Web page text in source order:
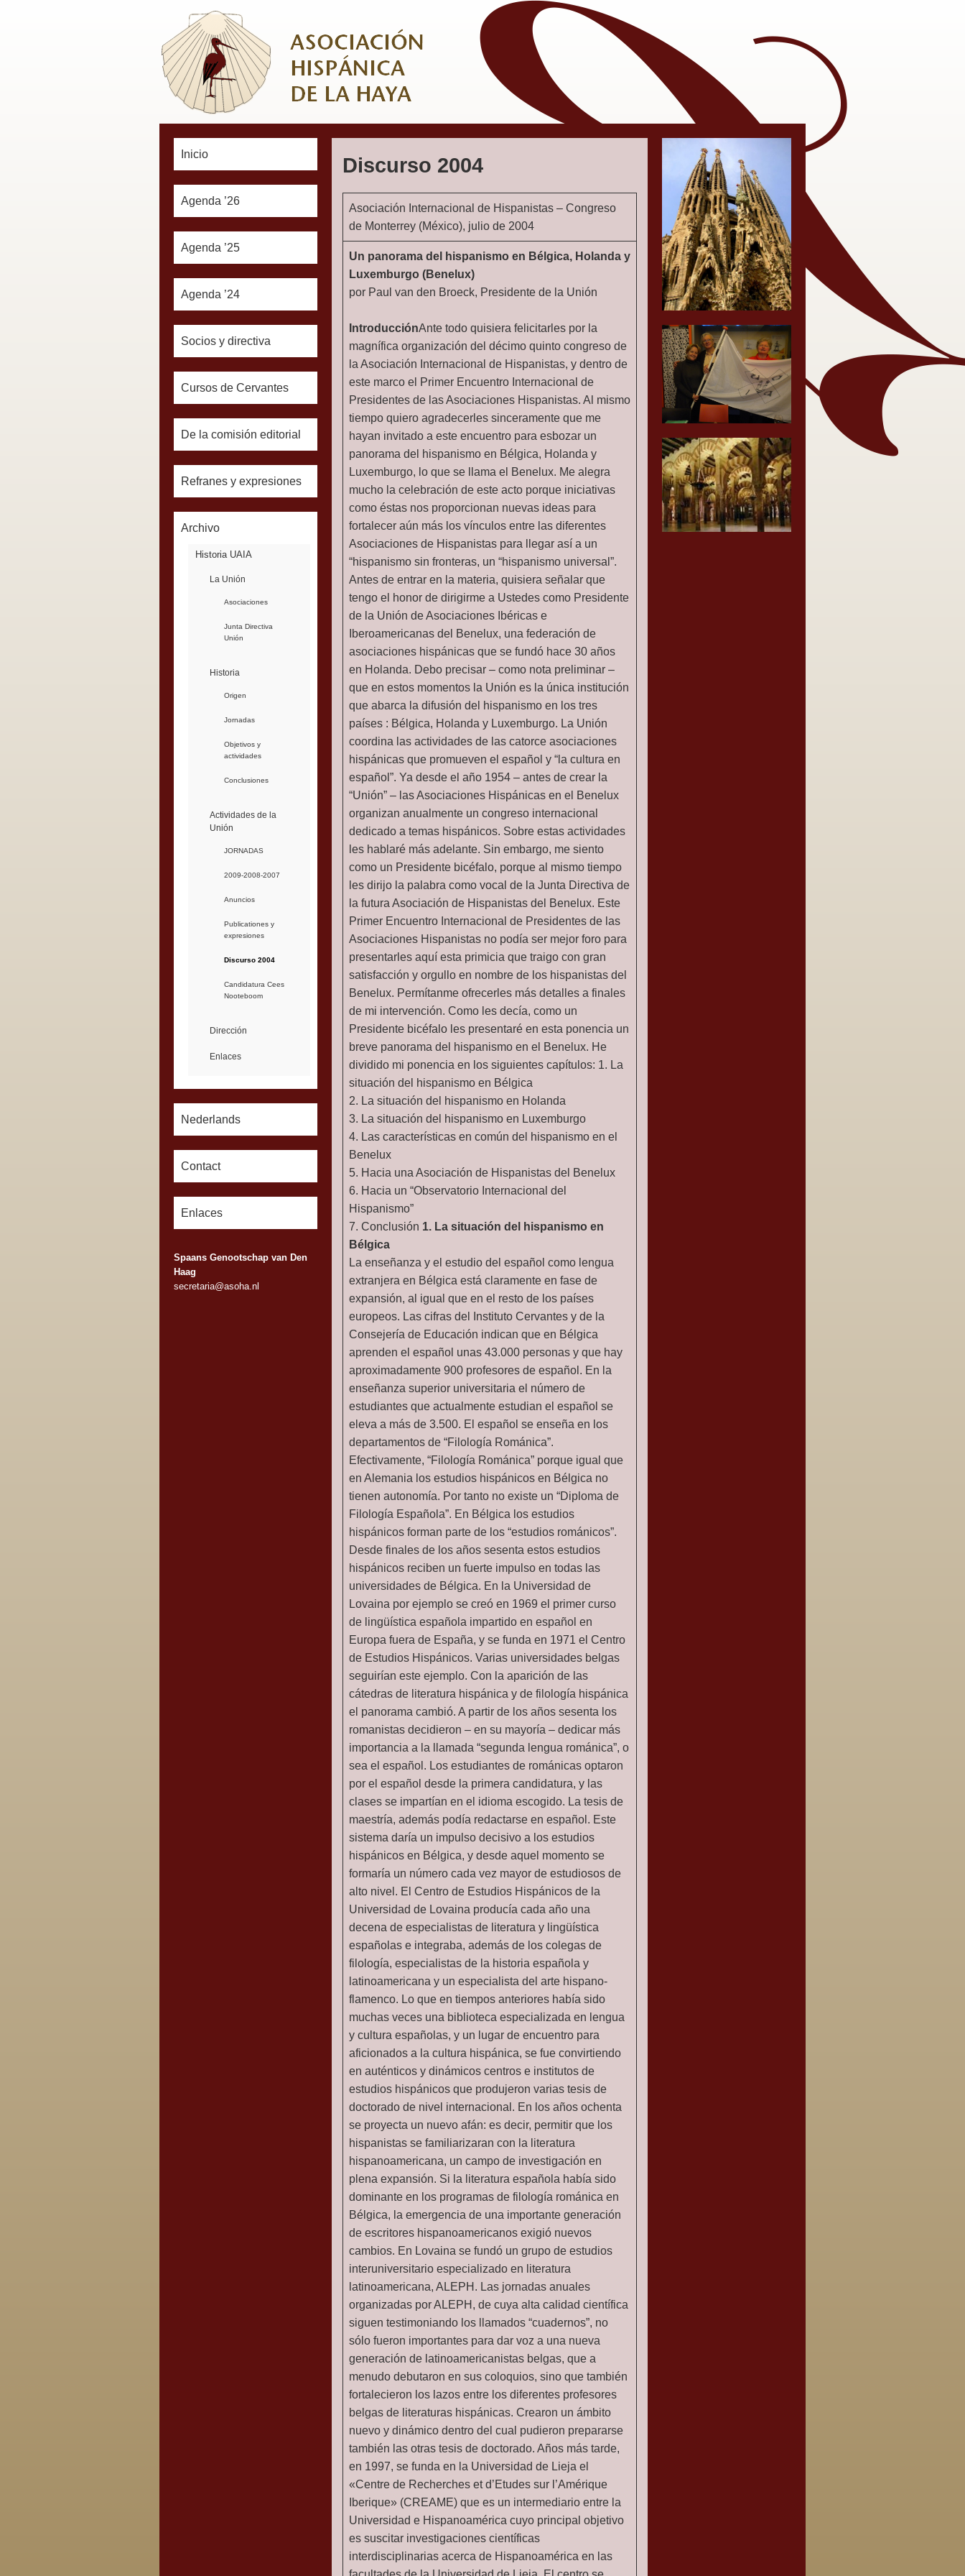
Inicio
Agenda ’26
Agenda ’25
Agenda ’24
Socios y directiva
Cursos de Cervantes
De la comisión editorial
Refranes y expresiones
Archivo
Historia UAIA
La Unión
Asociaciones
Junta Directiva
Unión
Historia
Origen
Jornadas
Objetivos y
actividades
Conclusiones
Actividades de la
Unión
JORNADAS
2009-2008-2007
Anuncios
Publicationes y
expresiones
Discurso 2004
Candidatura Cees
Nooteboom
Dirección
Enlaces
Nederlands
Contact
Enlaces
Spaans Genootschap van Den
Haag
secretaria@asoha.nl
Discurso 2004
Asociación Internacional de Hispanistas – Congreso
de Monterrey (México), julio de 2004
Un panorama del hispanismo en Bélgica, Holanda y
Luxemburgo (Benelux)
por Paul van den Broeck, Presidente de la Unión
IntroducciónAnte todo quisiera felicitarles por la
magnífica organización del décimo quinto congreso de
la Asociación Internacional de Hispanistas, y dentro de
este marco el Primer Encuentro Internacional de
Presidentes de las Asociaciones Hispanistas. Al mismo
tiempo quiero agradecerles sinceramente que me
hayan invitado a este encuentro para esbozar un
panorama del hispanismo en Bélgica, Holanda y
Luxemburgo, lo que se llama el Benelux. Me alegra
mucho la celebración de este acto porque iniciativas
como éstas nos proporcionan nuevas ideas para
fortalecer aún más los vínculos entre las diferentes
Asociaciones de Hispanistas para llegar así a un
“hispanismo sin fronteras, un “hispanismo universal”.
Antes de entrar en la materia, quisiera señalar que
tengo el honor de dirigirme a Ustedes como Presidente
de la Unión de Asociaciones Ibéricas e
Iberoamericanas del Benelux, una federación de
asociaciones hispánicas que se fundó hace 30 años
en Holanda. Debo precisar – como nota preliminar –
que en estos momentos la Unión es la única institución
que abarca la difusión del hispanismo en los tres
países : Bélgica, Holanda y Luxemburgo. La Unión
coordina las actividades de las catorce asociaciones
hispánicas que promueven el español y “la cultura en
español”. Ya desde el año 1954 – antes de crear la
“Unión” – las Asociaciones Hispánicas en el Benelux
organizan anualmente un congreso internacional
dedicado a temas hispánicos. Sobre estas actividades
les hablaré más adelante. Sin embargo, me siento
como un Presidente bicéfalo, porque al mismo tiempo
les dirijo la palabra como vocal de la Junta Directiva de
la futura Asociación de Hispanistas del Benelux. Este
Primer Encuentro Internacional de Presidentes de las
Asociaciones Hispanistas no podía ser mejor foro para
presentarles aquí esta primicia que traigo con gran
satisfacción y orgullo en nombre de los hispanistas del
Benelux. Permítanme ofrecerles más detalles a finales
de mi intervención. Como les decía, como un
Presidente bicéfalo les presentaré en esta ponencia un
breve panorama del hispanismo en el Benelux. He
dividido mi ponencia en los siguientes capítulos: 1. La
situación del hispanismo en Bélgica
2. La situación del hispanismo en Holanda
3. La situación del hispanismo en Luxemburgo
4. Las características en común del hispanismo en el
Benelux
5. Hacia una Asociación de Hispanistas del Benelux
6. Hacia un “Observatorio Internacional del
Hispanismo”
7. Conclusión 1. La situación del hispanismo en
Bélgica
La enseñanza y el estudio del español como lengua
extranjera en Bélgica está claramente en fase de
expansión, al igual que en el resto de los países
europeos. Las cifras del Instituto Cervantes y de la
Consejería de Educación indican que en Bélgica
aprenden el español unas 43.000 personas y que hay
aproximadamente 900 profesores de español. En la
enseñanza superior universitaria el número de
estudiantes que actualmente estudian el español se
eleva a más de 3.500. El español se enseña en los
departamentos de “Filología Románica”.
Efectivamente, “Filología Románica” porque igual que
en Alemania los estudios hispánicos en Bélgica no
tienen autonomía. Por tanto no existe un “Diploma de
Filología Española”. En Bélgica los estudios
hispánicos forman parte de los “estudios románicos”.
Desde finales de los años sesenta estos estudios
hispánicos reciben un fuerte impulso en todas las
universidades de Bélgica. En la Universidad de
Lovaina por ejemplo se creó en 1969 el primer curso
de lingüística española impartido en español en
Europa fuera de España, y se funda en 1971 el Centro
de Estudios Hispánicos. Varias universidades belgas
seguirían este ejemplo. Con la aparición de las
cátedras de literatura hispánica y de filología hispánica
el panorama cambió. A partir de los años sesenta los
romanistas decidieron – en su mayoría – dedicar más
importancia a la llamada “segunda lengua románica”, o
sea el español. Los estudiantes de románicas optaron
por el español desde la primera candidatura, y las
clases se impartían en el idioma escogido. La tesis de
maestría, además podía redactarse en español. Este
sistema daría un impulso decisivo a los estudios
hispánicos en Bélgica, y desde aquel momento se
formaría un número cada vez mayor de estudiosos de
alto nivel. El Centro de Estudios Hispánicos de la
Universidad de Lovaina producía cada año una
decena de especialistas de literatura y lingüística
españolas e integraba, además de los colegas de
filología, especialistas de la historia española y
latinoamericana y un especialista del arte hispano-
flamenco. Lo que en tiempos anteriores había sido
muchas veces una biblioteca especializada en lengua
y cultura españolas, y un lugar de encuentro para
aficionados a la cultura hispánica, se fue convirtiendo
en auténticos y dinámicos centros e institutos de
estudios hispánicos que produjeron varias tesis de
doctorado de nivel internacional. En los años ochenta
se proyecta un nuevo afán: es decir, permitir que los
hispanistas se familiarizaran con la literatura
hispanoamericana, un campo de investigación en
plena expansión. Si la literatura española había sido
dominante en los programas de filología románica en
Bélgica, la emergencia de una importante generación
de escritores hispanoamericanos exigió nuevos
cambios. En Lovaina se fundó un grupo de estudios
interuniversitario especializado en literatura
latinoamericana, ALEPH. Las jornadas anuales
organizadas por ALEPH, de cuya alta calidad científica
siguen testimoniando los llamados “cuadernos”, no
sólo fueron importantes para dar voz a una nueva
generación de latinoamericanistas belgas, que a
menudo debutaron en sus coloquios, sino que también
fortalecieron los lazos entre los diferentes profesores
belgas de literaturas hispánicas. Crearon un ámbito
nuevo y dinámico dentro del cual pudieron prepararse
también las otras tesis de doctorado. Años más tarde,
en 1997, se funda en la Universidad de Lieja el
«Centre de Recherches et d’Etudes sur l’Amérique
Iberique» (CREAME) que es un intermediario entre la
Universidad e Hispanoamérica cuyo principal objetivo
es suscitar investigaciones científicas
interdisciplinarias acerca de Hispanoamérica en las